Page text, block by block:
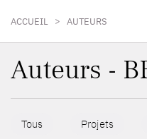
ACCUEIL > AUTEURS
Auteurs -
Tous Projets